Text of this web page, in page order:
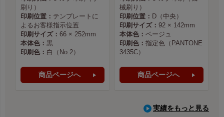
刷り）
印刷位置： テンプレートに
よるお客様指示位置
印刷サイズ： 66 × 252mm
本体色： 黒
印刷色： 白（No.2）
商品ページへ
械刷り）
印刷位置： D（中央）
印刷サイズ： 92 × 142mm
本体色： ベージュ
印刷色： 指定色（PANTONE
3435C）
商品ページへ
実績をもっと見る